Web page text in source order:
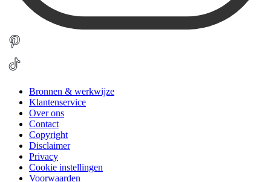
Bronnen & werkwijze
Klantenservice
Over ons
Contact
Copyright
Disclaimer
Privacy
Cookie instellingen
Voorwaarden